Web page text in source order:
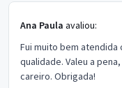
Ana Paula avaliou:
Fui muito bem atendida
qualidade. Valeu a
careiro. Obrigada!